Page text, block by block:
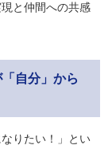
と仲間への共感
自分」から
りたい！」とい